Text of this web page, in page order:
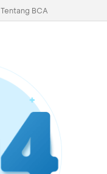
Tentang BCA